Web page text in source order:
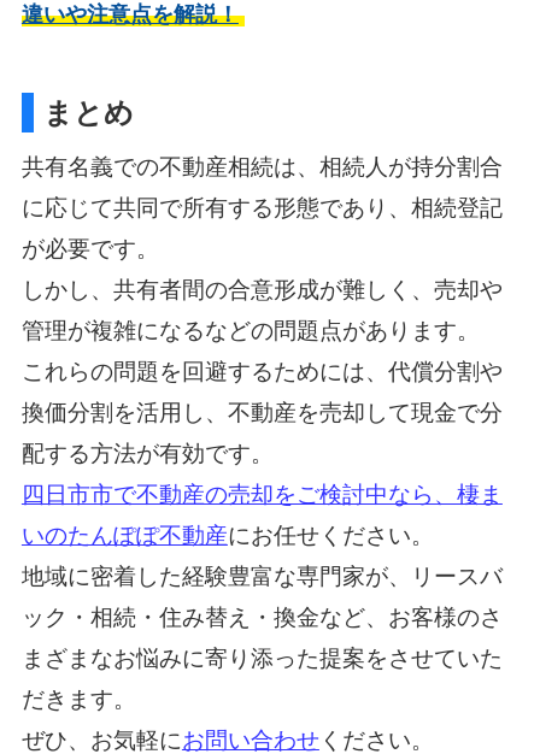
違いや注意点を解説！
まとめ
共有名義での不動産相続は、相続人が持分割合
に応じて共同で所有する形態であり、相続登記
が必要です。
しかし、共有者間の合意形成が難しく、売却や
管理が複雑になるなどの問題点があります。
これらの問題を回避するためには、代償分割や
換価分割を活用し、不動産を売却して現金で分
配する方法が有効です。
四日市市で不動産の売却をご検討中なら、棲ま
いのたんぽぽ不動産にお任せください。
地域に密着した経験豊富な専門家が、リースバ
ック・相続・住み替え・換金など、お客様のさ
まざまなお悩みに寄り添った提案をさせていた
だきます。
ぜひ、お気軽にお問い合わせ ください。